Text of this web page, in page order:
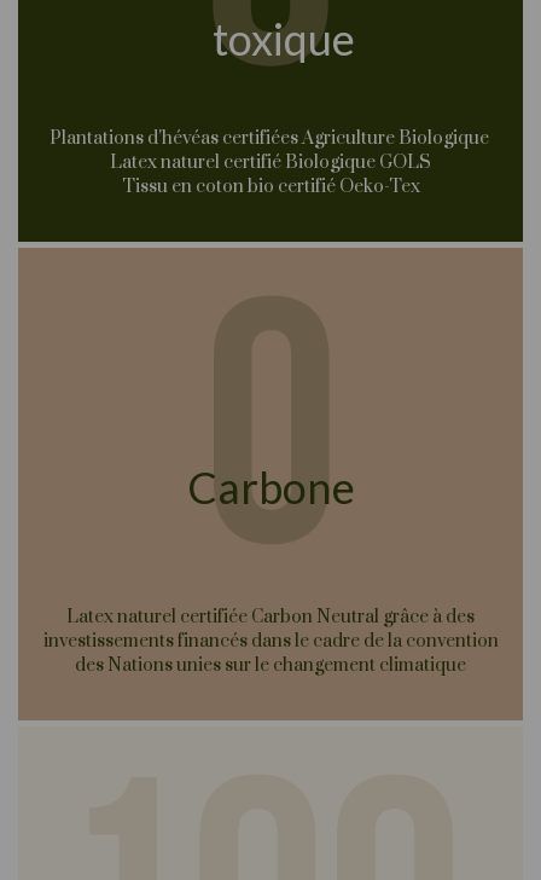
toxique
Plantations d'hévéas certifiées Agriculture Biologique
Latex naturel certifié Biologique GOLS
Tissu en coton bio certifié Oeko-Tex
Carbone
Latex naturel certifiée Carbon Neutral grâce à des
investissements financés dans le cadre de la convention
des Nations unies sur le changement climatique